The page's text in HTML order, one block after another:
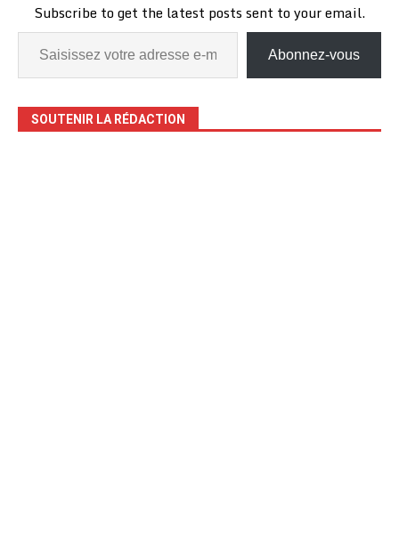
Subscribe to get the latest posts sent to your email.
Abonnez-vous
SOUTENIR LA RÉDACTION